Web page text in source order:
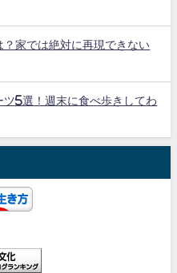
家では絶対に再現できない
5選！週末に食べ歩きしてわ